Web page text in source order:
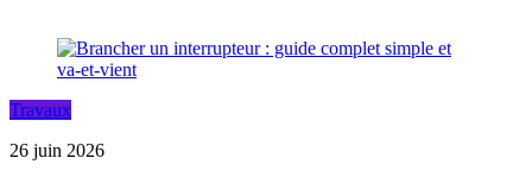
Travaux
26 juin 2026